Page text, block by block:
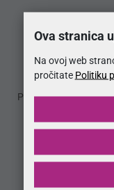
Proizvod zadovoljava
EU
Ova stranica
Na ovoj web
pročitate Politiku